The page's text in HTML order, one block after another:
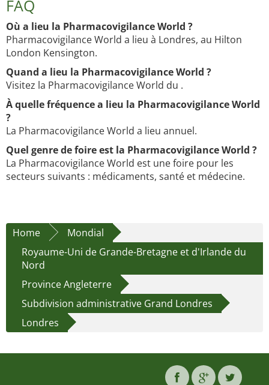
FAQ
Où a lieu la Pharmacovigilance World ?
Pharmacovigilance World a lieu à Londres, au Hilton
London Kensington.
Quand a lieu la Pharmacovigilance World ?
Visitez la Pharmacovigilance World du .
À quelle fréquence a lieu la Pharmacovigilance World
?
La Pharmacovigilance World a lieu annuel.
Quel genre de foire est la Pharmacovigilance World ?
La Pharmacovigilance World est une foire pour les
secteurs suivants : médicaments, santé et médecine.
Home
Mondial
Royaume-Uni de Grande-Bretagne et d'Irlande du
Nord
Province Angleterre
Subdivision administrative Grand Londres
Londres